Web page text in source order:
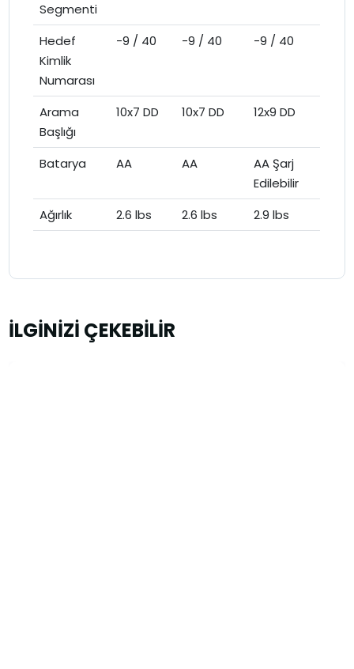
Segmenti
Hedef
Kimlik
Numarası
-9 / 40 -9 / 40 -9 / 40
Arama
Başlığı
10x7 DD 10x7 DD 12x9 DD
Batarya AA AA
AA Şarj
Edilebilir
Ağırlık
2.6 lbs 2.6 lbs 2.9 lbs
İLGİNİZİ ÇEKEBİLİR